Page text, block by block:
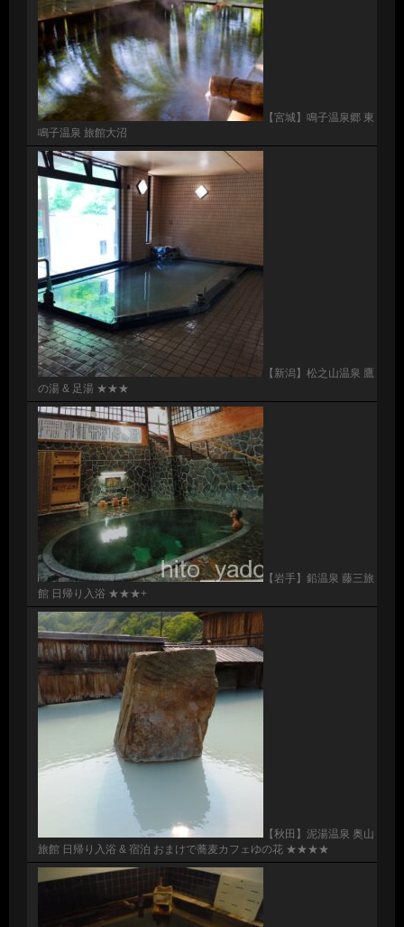
【宮城】鳴子温泉郷 東
鳴子温泉 旅館大沼
【新潟】松之山温泉 鷹
の湯 & 足湯 ★★★
【岩手】鉛温泉 藤三旅
館 日帰り入浴 ★★★+
【秋田】泥湯温泉 奥山
旅館 日帰り入浴 & 宿泊 おまけで蕎麦カフェゆの花 ★★★★